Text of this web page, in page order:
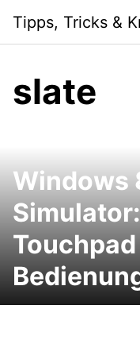
content
Tipps, Tricks &
slate
Windows